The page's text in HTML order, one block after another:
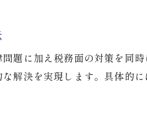
弁護士と税理士の連携
フォーカスクライド活
題に加え税務面の対策を同
解決を実現します。具体的